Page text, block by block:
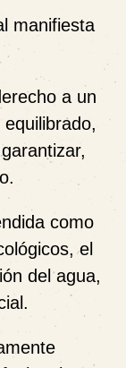
manifiesta
a un
como
el
del agua,